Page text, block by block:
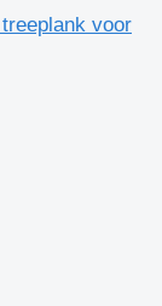
voor